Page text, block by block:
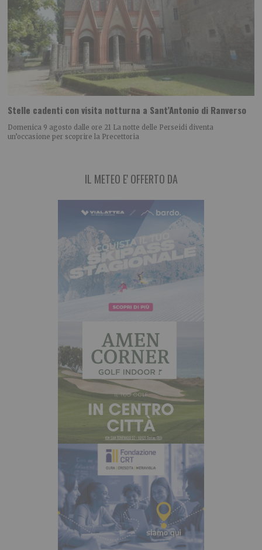
Stelle cadenti con visita notturna a Sant’Antonio di Ranverso
Domenica 9 agosto dalle ore 21 La notte delle Perseidi diventa
un’occasione per scoprire la Precettoria
IL METEO E' OFFERTO DA